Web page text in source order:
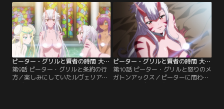
ペー。ピーター側の都合は一切お構
いなしに、性的な興奮度を数値化し
て見せるという代物だ。それぞれが
譲らず、争いが激化するかに見えた
時、ティムが酒を持って訪れ、酒盛
りが始まる。
取り決めるしかない！リサによる鶴
の一声で条約が締結され、ピーター
は毎晩ひとりずつから搾り取られる
ことになった。ようやく休息日が訪
れ、ルヴェリアとのデートに出かけ
るが……。
ピーター・グリルと賢者の時間 大賢者ver. 第09話
第9話 ピーター・グリルと条約の行
方／楽しみにしていたルヴェリアと
のデートが台無しになり、落ち込む
ピーター・グリルと賢者の時間 大賢者ver. 第10話
第10話 ピーター・グリルと怒りのメ
ガトンアックス／ピーターに問われ
たリサは、自らの身の上に関する驚